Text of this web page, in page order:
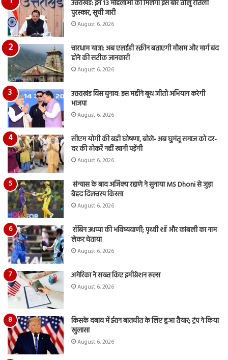
उत्तराखंड: इन 13 महिलाओं को मिलेगा इस बार तीलू रौतेली
पुरस्कार, सूची जारी
August 6, 2026
चारधाम यात्रा: अब एलईडी स्क्रीन बताएगी मौसम और मार्ग बंद
होने की सटीक जानकारी
August 6, 2026
उत्तराखंड विस चुनाव: इस महीने बूथ जीतो अभियान करेगी
भाजपा
August 6, 2026
सीएम योगी की बड़ी घोषणा, बोले- अब घुमंतू समाज को दर-
दर की ठोकरें नहीं खानी पड़ेंगी
August 6, 2026
संन्यास के बाद अजिंक्‍य रहाणे ने सुनाया MS Dhoni से जुड़ा
बेहद दिलचस्प किस्सा
August 6, 2026
रॉबिन उथप्पा की भविष्यवाणी; पृथ्वी शॉ और कांबली का नाम
लेकर चेताया
August 6, 2026
अमेरिका ने सख्त किए इमीग्रेशन रूल्स
August 6, 2026
किसके दबाव में ईरान बातचीत के लिए हुआ तैयार; ट्रंप ने किया
खुलासा
August 6, 2026